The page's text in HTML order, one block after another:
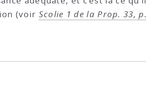
(voir Scolie 1 de la Prop. 33,